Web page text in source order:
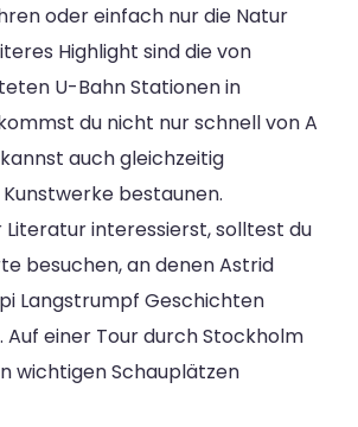
oder einfach nur die Natur
Highlight sind die von
U-Bahn Stationen in
du nicht nur schnell von A
auch gleichzeitig
bestaunen.
Literatur interessierst, solltest du
besuchen, an denen Astrid
Langstrumpf Geschichten
einer Tour durch Stockholm
wichtigen Schauplätzen